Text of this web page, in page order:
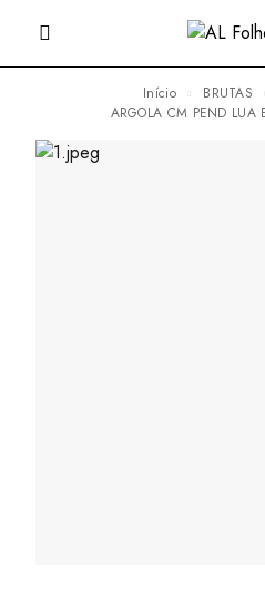
Início BRUTAS
ARGOLA CM PEND LUA